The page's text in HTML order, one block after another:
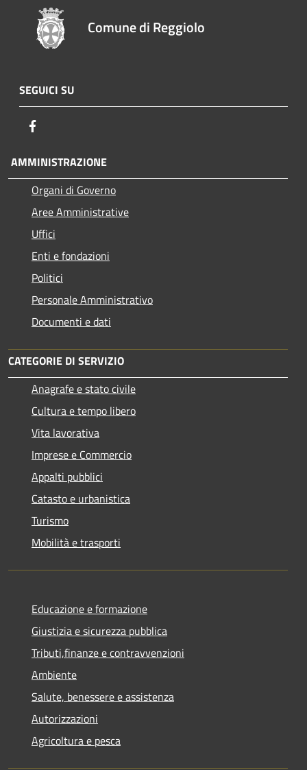
Comune di Reggiolo
SEGUICI SU
AMMINISTRAZIONE
Organi di Governo
Aree Amministrative
Uffici
Enti e fondazioni
Politici
Personale Amministrativo
Documenti e dati
CATEGORIE DI SERVIZIO
Anagrafe e stato civile
Cultura e tempo libero
Vita lavorativa
Imprese e Commercio
Appalti pubblici
Catasto e urbanistica
Turismo
Mobilità e trasporti
Educazione e formazione
Giustizia e sicurezza pubblica
Tributi,finanze e contravvenzioni
Ambiente
Salute, benessere e assistenza
Autorizzazioni
Agricoltura e pesca